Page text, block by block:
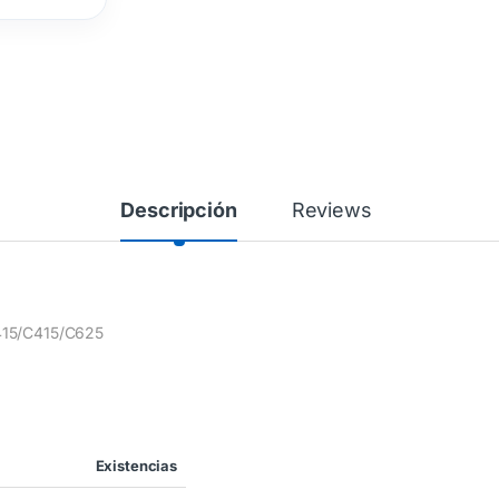
Descripción Reviews
C415/C625
Existencias